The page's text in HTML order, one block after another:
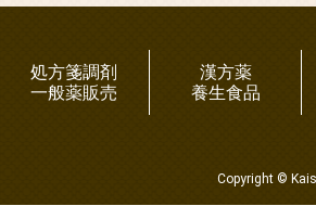
処方箋調剤
一般薬販売
漢方薬
養生食品
Copyright ©